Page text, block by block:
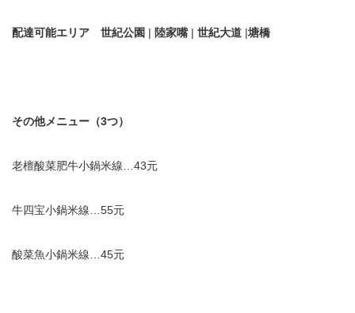
配達可能エリア 世紀公園 | 陸家嘴| 世紀大道 |塘橋
その他メニュー（3つ）
老檀酸菜肥牛小鍋米線…43元
牛四宝小鍋米線…55元
酸菜魚小鍋米線…45元